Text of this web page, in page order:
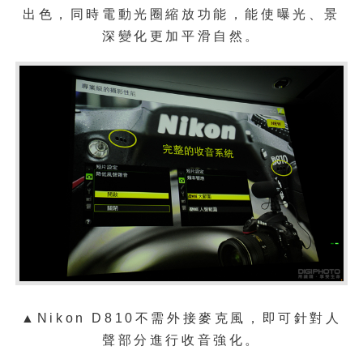
出色，同時電動光圈縮放功能，能使曝光、景
深變化更加平滑自然。
▲Nikon D810不需外接麥克風，即可針對人
聲部分進行收音強化。